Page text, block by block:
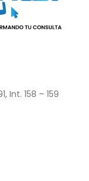
Int. 158 – 159